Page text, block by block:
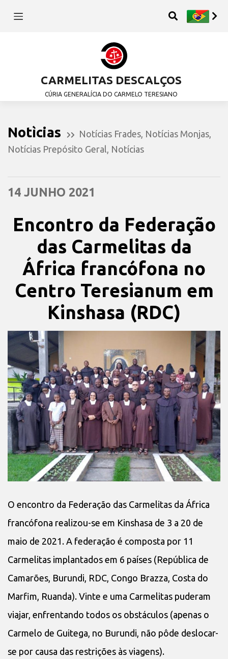
CARMELITAS DESCALÇOS
CÚRIA GENERALÍCIA DO CARMELO TERESIANO
Notìcias Notícias Frades Notícias Monjas
Notícias Prepósito Geral Notícias
14 JUNHO 2021
Encontro da Federação
das Carmelitas da
África francófona no
Centro Teresianum em
Kinshasa (RDC)
O encontro da Federação das Carmelitas da África
francófona realizou-se em Kinshasa de 3 a 20 de
maio de 2021. A federação é composta por 11
Carmelitas implantados em 6 países (República de
Camarões, Burundi, RDC, Congo Brazza, Costa do
Marfim, Ruanda). Vinte e uma Carmelitas puderam
viajar, enfrentando todos os obstáculos (apenas o
Carmelo de Guitega, no Burundi, não pôde deslocar-
se por causa das restrições às viagens).